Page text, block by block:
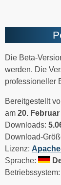
Die Beta-
werden. Die
professioneller
Bereitgestellt
am 20. Februar
Downloads:
Download-
Lizenz:
Sprache:
Betriebssystem: